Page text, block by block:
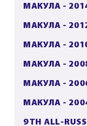
МАКУЛА -
МАКУЛА -
МАКУЛА -
МАКУЛА -
МАКУЛА -
МАКУЛА -
9TH ALL-